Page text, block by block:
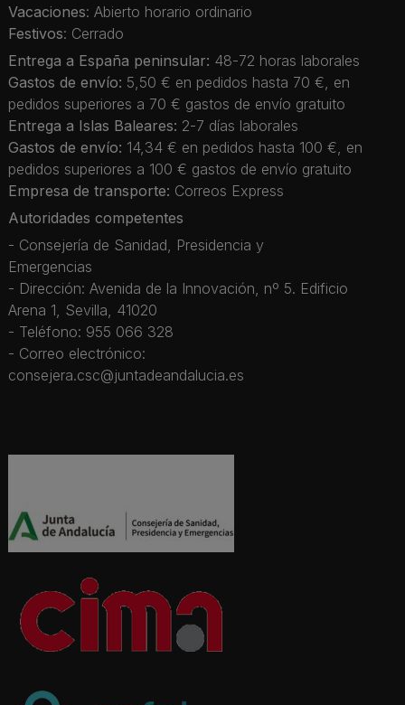
Vacaciones: Abierto horario ordinario
Festivos: Cerrado
Entrega a España peninsular: 48-72 horas laborales
Gastos de envío: 5,50 € en pedidos hasta 70 €, en
pedidos superiores a 70 € gastos de envío gratuito
Entrega a Islas Baleares: 2-7 días laborales
Gastos de envío: 14,34 € en pedidos hasta 100 €, en
pedidos superiores a 100 € gastos de envío gratuito
Empresa de transporte: Correos Express
Autoridades competentes
- Consejería de Sanidad, Presidencia y
Emergencias
- Dirección: Avenida de la Innovación, nº 5. Edificio
Arena 1, Sevilla, 41020
- Teléfono: 955 066 328
- Correo electrónico:
consejera.csc@juntadeandalucia.es